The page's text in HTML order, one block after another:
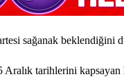
sağanak beklendiğini
tarihlerini kapsayan